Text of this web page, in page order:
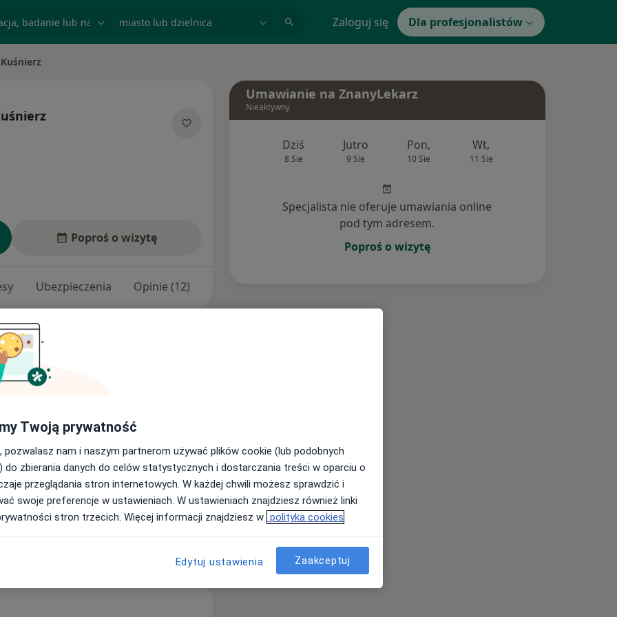
Zaloguj się Dla profesjonalistów
Poproś o wizytę
Ubezpieczenia Opinie (12)
krążenia.
Zaburzenia rytmu serca
a11y_sr_more_diseases
Umawianie na ZnanyLekarz
Nieaktywny
Dziś
8 Sie
Jutro
9 Sie
Pon,
10 Sie
Wt,
11 Sie
Specjalista nie oferuje umawiania online
pod tym adresem.
Poproś o wizytę
Twoją prywatność
pozwalasz nam i naszym partnerom używać plików cookie (lub podobnych
do zbierania danych do celów statystycznych i dostarczania treści w oparciu o
przeglądania stron internetowych. W każdej chwili możesz sprawdzić i
swoje preferencje w ustawieniach. W ustawieniach znajdziesz również linki
stron trzecich. Więcej informacji znajdziesz w polityka cookies
Edytuj ustawienia Zaakceptuj